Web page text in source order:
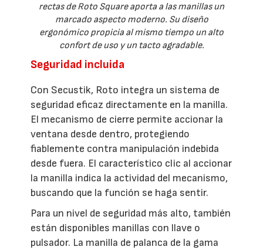
rectas de Roto Square aporta a las manillas un
marcado aspecto moderno. Su diseño
ergonómico propicia al mismo tiempo un alto
confort de uso y un tacto agradable.
Seguridad incluida
Con Secustik, Roto integra un sistema de
seguridad eficaz directamente en la manilla.
El mecanismo de cierre permite accionar la
ventana desde dentro, protegiendo
fiablemente contra manipulación indebida
desde fuera. El característico clic al accionar
la manilla indica la actividad del mecanismo,
buscando que la función se haga sentir.
Para un nivel de seguridad más alto, también
están disponibles manillas con llave o
pulsador. La manilla de palanca de la gama